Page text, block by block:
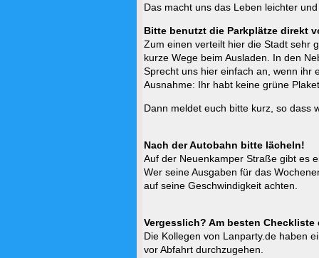
Das macht uns das Leben leichter
Bitte benutzt die Parkplätze direkt
Zum einen verteilt hier die Stadt sehr
kurze Wege beim Ausladen. In den
Sprecht uns hier einfach an, wenn ihr
Ausnahme: Ihr habt keine grüne
Dann meldet euch bitte kurz, so dass
Nach der Autobahn bitte lächeln!
Auf der Neuenkamper Straße gibt es
Wer seine Ausgaben für das
auf seine Geschwindigkeit achten.
Vergesslich? Am besten
Die Kollegen von Lanparty.de haben
vor Abfahrt durchzugehen.